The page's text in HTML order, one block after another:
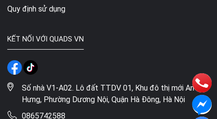
Quy định sử dụng
KẾT NỐI VỚI QUADS VN
Số nhà V1-A02. Lô đất TTDV 01, Khu đô thị mới An
Hưng, Phường Dương Nội, Quận Hà Đông, Hà Nội
0865742588